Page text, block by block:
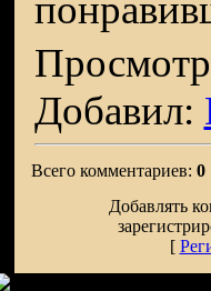
Добавил:
Всего комментариев: 0
Добавлять
[